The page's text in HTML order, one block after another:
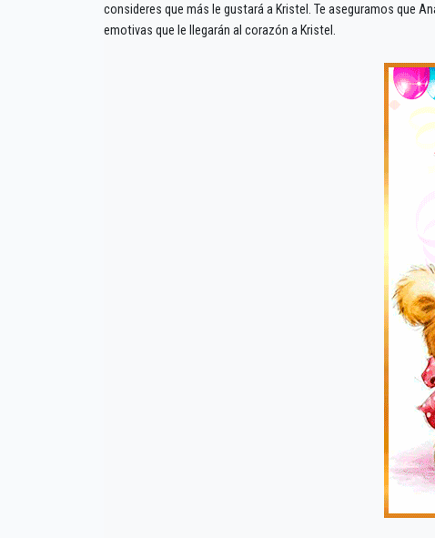
consideres que más le gustará a Kristel. Te aseguramos que
emotivas que le llegarán al corazón a Kristel.